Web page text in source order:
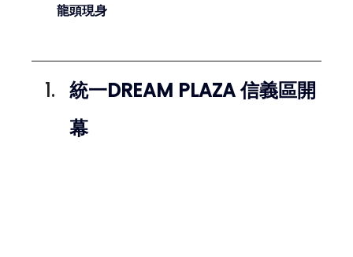
龍頭現身
統一DREAM PLAZA 信義區開
幕